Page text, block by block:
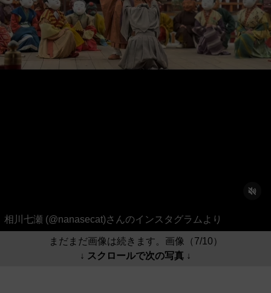
相川七瀬 (@nanasecat)さんのインスタグラムより
まだまだ画像は続きます。画像（7/10）
↓ スクロールで次の写真 ↓